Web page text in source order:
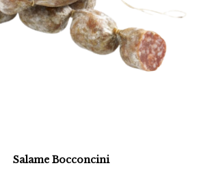
Salame Bocconcini